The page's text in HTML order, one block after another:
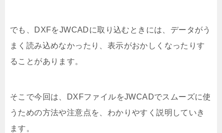
でも、DXFをJWCADに取り込むときには、データがう
まく読み込めなかったり、表示がおかしくなったりす
ることがあります。
そこで今回は、DXFファイルをJWCADでスムーズに使
うための方法や注意点を、わかりやすく説明していき
ます。